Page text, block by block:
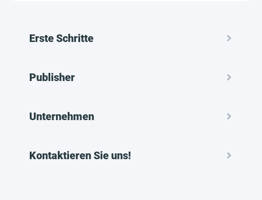
Erste Schritte
Publisher
Unternehmen
Kontaktieren Sie uns!